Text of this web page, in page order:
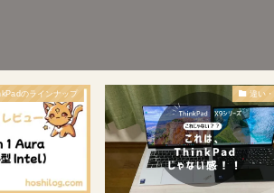
のラインナップ 違い